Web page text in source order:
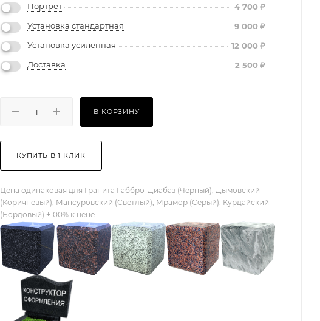
Портрет
4 700 ₽
Установка стандартная
9 000 ₽
Установка усиленная
12 000 ₽
Доставка
2 500 ₽
В КОРЗИНУ
КУПИТЬ В 1 КЛИК
Цена одинаковая для Гранита Габбро-Диабаз (Черный), Дымовский
(Коричневый), Мансуровский (Светлый), Мрамор (Серый). Курдайский
(Бордовый) +100% к цене.